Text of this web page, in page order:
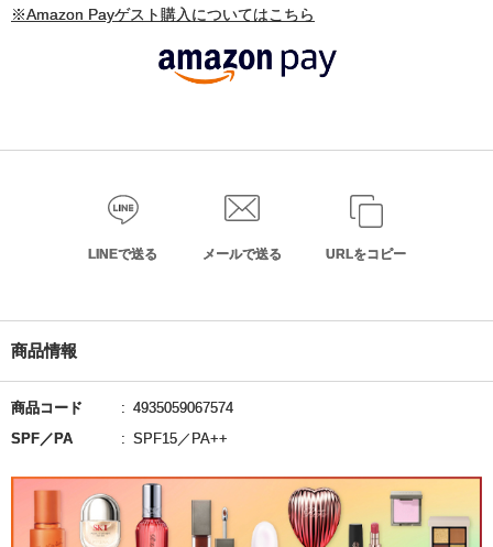
※Amazon Payゲスト購入についてはこちら
LINEで送る メールで送る URLをコピー
商品情報
商品コード
4935059067574
SPF／PA
SPF15／PA++